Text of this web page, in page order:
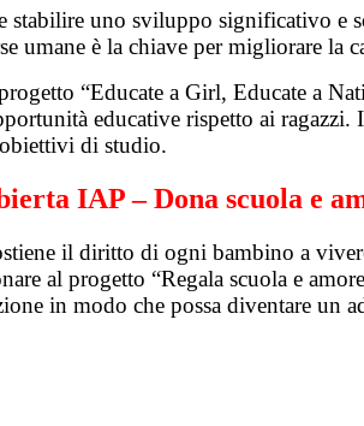
stabilire uno sviluppo significativo
umane è la chiave per migliorare la
“Educate a Girl, Educate a
educative rispetto ai
di studio.
IAP – Dona scuola e
il diritto di ogni bambino a
al progetto “Regala scuola e
in modo che possa diventare un